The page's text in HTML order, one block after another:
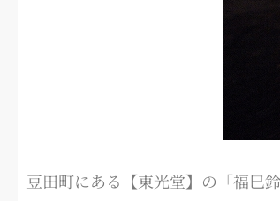
豆田町にある【東光堂】の「福巳